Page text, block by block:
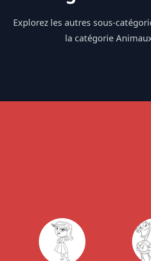
Explorez les autres sous-
la catégorie